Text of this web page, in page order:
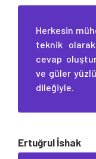
Herkesin
teknik olarak
cevap
ve güler
dileğiyle.
Ertuğrul İshak